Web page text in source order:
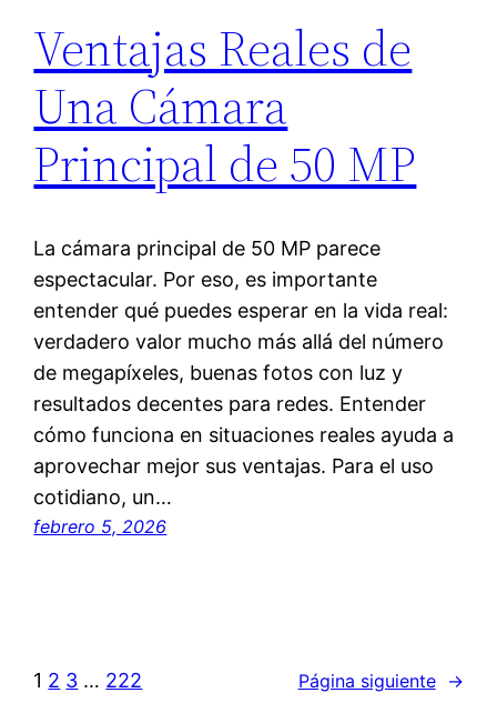
Ventajas Reales de
Una Cámara
Principal de 50 MP
La cámara principal de 50 MP parece
espectacular. Por eso, es importante
entender qué puedes esperar en la vida real:
verdadero valor mucho más allá del número
de megapíxeles, buenas fotos con luz y
resultados decentes para redes. Entender
cómo funciona en situaciones reales ayuda a
aprovechar mejor sus ventajas. Para el uso
cotidiano, un…
febrero 5, 2026
1 2 3 … 222 Página siguiente →